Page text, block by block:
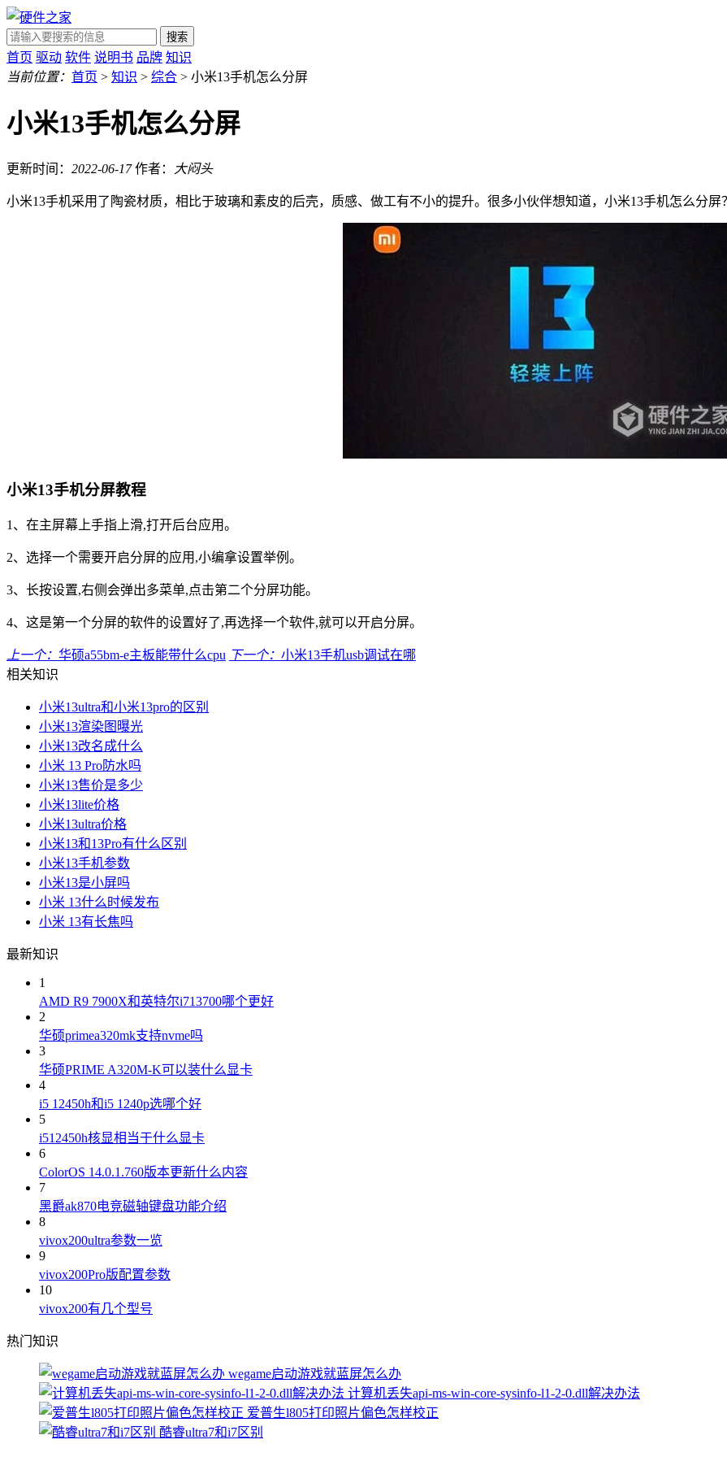
搜索
首页 驱动 软件 说明书 品牌 知识
当前位置： 首页 > 知识 > 综合 > 小米13手机怎么分屏
小米13手机怎么分屏
更新时间： 2022-06-17 作者： 大闷头
小米13手机采用了陶瓷材质，相比于玻璃和素皮的后壳，质感、做工有不小的提升。很多小伙伴想知道，小米13手机怎么分屏
小米13手机分屏教程
1、在主屏幕上手指上滑,打开后台应用。
2、选择一个需要开启分屏的应用,小编拿设置举例。
3、长按设置,右侧会弹出多菜单,点击第二个分屏功能。
4、这是第一个分屏的软件的设置好了,再选择一个软件,就可以开启分屏。
上一个： 华硕a55bm-e主板能带什么cpu 下一个： 小米13手机usb调试在哪
相关知识
小米13ultra和小米13pro的区别
小米13渲染图曝光
小米13改名成什么
小米 13 Pro防水吗
小米13售价是多少
小米13lite价格
小米13ultra价格
小米13和13Pro有什么区别
小米13手机参数
小米13是小屏吗
小米 13什么时候发布
小米 13有长焦吗
最新知识
1
AMD R9 7900X和英特尔i713700哪个更好
2
华硕primea320mk支持nvme吗
3
华硕PRIME A320M-K可以装什么显卡
4
i5 12450h和i5 1240p选哪个好
5
i512450h核显相当于什么显卡
6
ColorOS 14.0.1.760版本更新什么内容
7
黑爵ak870电竞磁轴键盘功能介绍
8
vivox200ultra参数一览
9
vivox200Pro版配置参数
10
vivox200有几个型号
热门知识
wegame启动游戏就蓝屏怎么办
计算机丢失api-ms-win-core-sysinfo-l1-2-0.dll解决办法
爱普生l805打印照片偏色怎样校正
酷睿ultra7和i7区别